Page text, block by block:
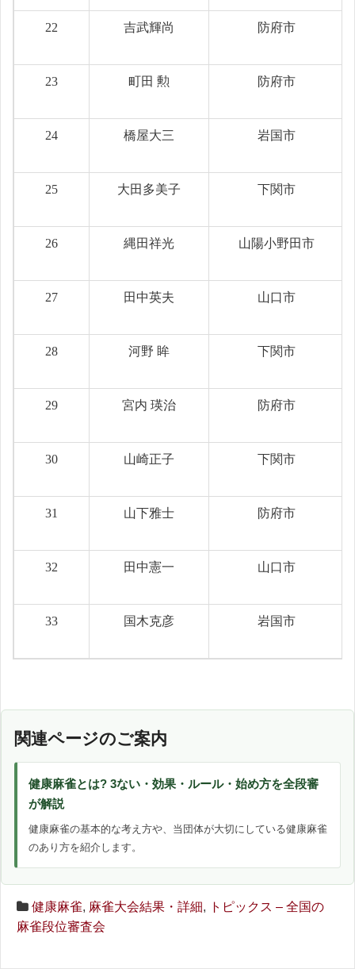
22 吉武輝尚 防府市
23 町田 勲 防府市
24 橋屋大三 岩国市
25 大田多美子 下関市
26 縄田祥光 山陽小野田市
27 田中英夫 山口市
28 河野 眸 下関市
29 宮内 瑛治 防府市
30 山崎正子 下関市
31 山下雅士 防府市
32 田中憲一 山口市
33 国木克彦 岩国市
関連ページのご案内
健康麻雀とは? 3ない・効果・ルール・始め方を全段審
が解説
健康麻雀の基本的な考え方や、当団体が大切にしている健康麻雀
のあり方を紹介します。
健康麻雀, 麻雀大会結果・詳細,
トピックス – 全国の
麻雀段位審査会